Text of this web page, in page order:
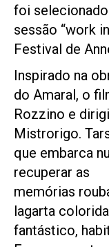
foi
sessão “work
Festival de
Inspirado na
do Amaral, o
Rozzino e
Mistrorigo.
que embarca
recuperar as
memórias
lagarta
fantástico,